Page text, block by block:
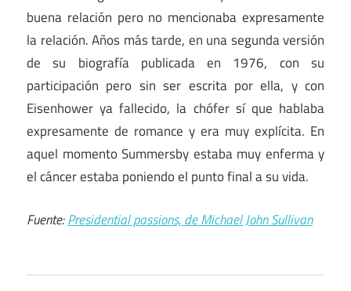
buena relación pero no mencionaba expresamente
la relación. Años más tarde, en una segunda versión
de su biografía publicada en 1976, con su
participación pero sin ser escrita por ella, y con
Eisenhower ya fallecido, la chófer sí que hablaba
expresamente de romance y era muy explícita. En
aquel momento Summersby estaba muy enferma y
el cáncer estaba poniendo el punto final a su vida.
Fuente:Presidential passions, de Michael John Sullivan